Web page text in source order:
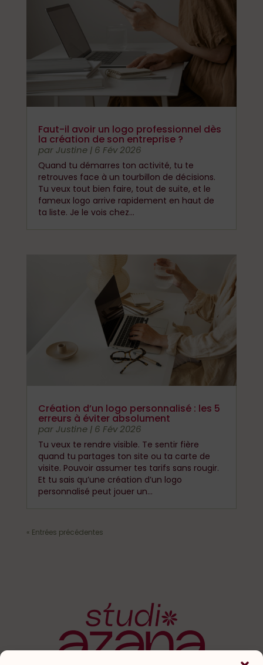
Faut-il avoir un logo professionnel dès
la création de son entreprise ?
parJustine| 6 Fév 2026
Quand tu démarres ton activité, tu te
retrouves face à un tourbillon de décisions.
Tu veux tout bien faire, tout de suite, et le
fameux logo arrive rapidement en haut de
ta liste. Je le vois chez...
Création d’un logo personnalisé : les 5
erreurs à éviter absolument
parJustine| 6 Fév 2026
Tu veux te rendre visible. Te sentir fière
quand tu partages ton site ou ta carte de
visite. Pouvoir assumer tes tarifs sans rougir.
Et tu sais qu’une création d’un logo
personnalisé peut jouer un...
« Entrées précédentes